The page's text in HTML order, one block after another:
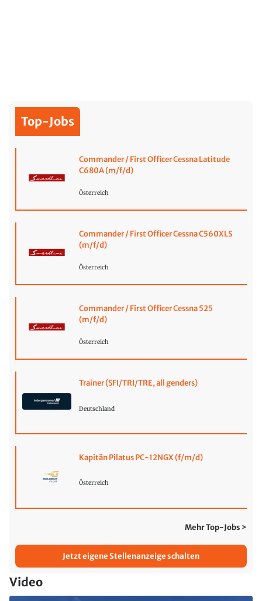
Top-Jobs
Commander / First Officer Cessna Latitude
C680A (m/f/d)
Österreich
Commander / First Officer Cessna C560XLS
(m/f/d)
Österreich
Commander / First Officer Cessna 525
(m/f/d)
Österreich
Trainer (SFI/TRI/TRE, all genders)
Deutschland
Kapitän Pilatus PC-12NGX (f/m/d)
Österreich
Mehr Top-Jobs >
Jetzt eigene Stellenanzeige schalten
Video